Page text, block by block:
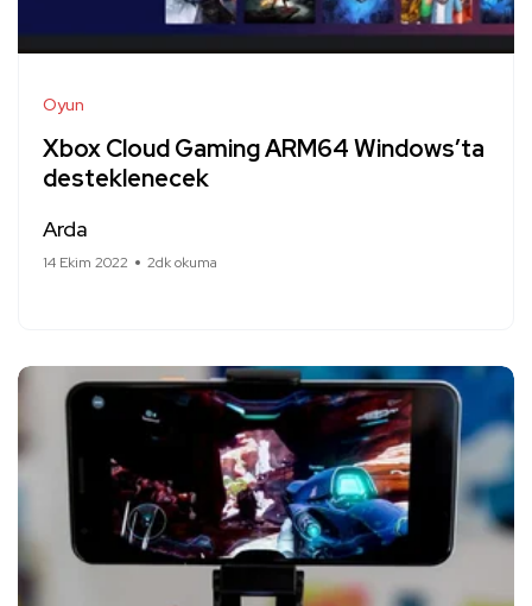
Oyun
Xbox Cloud Gaming ARM64 Windows’ta
desteklenecek
Arda
14 Ekim 2022 2dk okuma